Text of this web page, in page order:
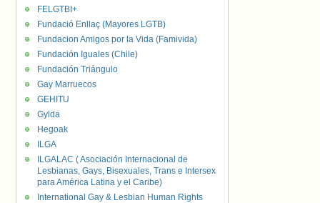
FELGTBI+
Fundació Enllaç (Mayores LGTB)
Fundacion Amigos por la Vida (Famivida)
Fundación Iguales (Chile)
Fundación Triángulo
Gay Marruecos
GEHITU
Gylda
Hegoak
ILGA
ILGALAC ( Asociación Internacional de
Lesbianas, Gays, Bisexuales, Trans e Intersex
para América Latina y el Caribe)
International Gay & Lesbian Human Rights